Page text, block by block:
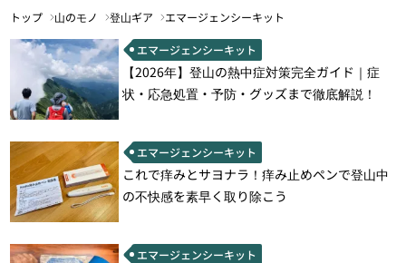
トップ 山のモノ 登山ギア エマージェンシーキット
エマージェンシーキット
【2026年】登山の熱中症対策完全ガイド｜症
状・応急処置・予防・グッズまで徹底解説！
エマージェンシーキット
これで痒みとサヨナラ！痒み止めペンで登山中
の不快感を素早く取り除こう
エマージェンシーキット